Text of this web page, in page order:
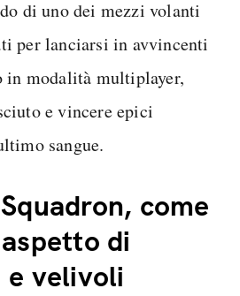
di uno dei mezzi volanti
per lanciarsi in avvincenti
in modalità multiplayer,
e vincere epici
sangue.
come
di
e velivoli